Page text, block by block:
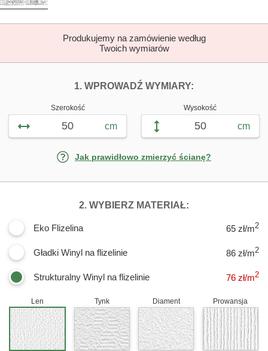
Produkujemy na zamówienie według
Twoich wymiarów
1. WPROWADŹ WYMIARY:
Szerokość
cm
Wysokość
cm
Jak prawidłowo zmierzyć ścianę?
2. WYBIERZ MATERIAŁ:
Eko Flizelina 65 zł/m2
Gładki Winyl na flizelinie 86 zł/m2
Strukturalny Winyl na flizelinie 76 zł/m2
Len Tynk Diament Prowansja